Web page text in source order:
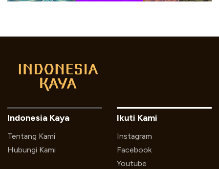
Indonesia Kaya
Tentang Kami
Hubungi Kami
Ikuti Kami
Instagram
Facebook
Youtube